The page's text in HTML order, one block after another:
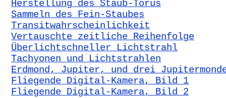
Herstellung des Staub-Torus
Sammeln des Fein-Staubes
Transitwahrscheinlichkeit
Vertauschte zeitliche Reihenfolge
Überlichtschneller Lichtstrahl
Tachyonen und Lichtstrahlen
Erdmond, Jupiter, und drei
Fliegende Digital-Kamera, Bild 1
Fliegende Digital-Kamera, Bild 2